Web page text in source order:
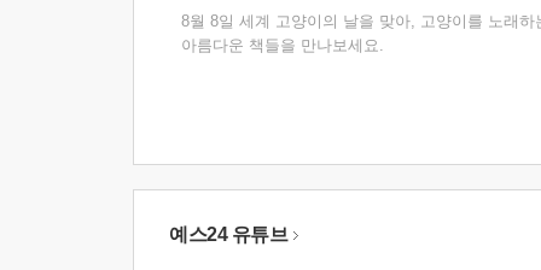
8월 8일 세계 고양이의 날을 맞아, 고양이를 노래하
아름다운 책들을 만나보세요.
예스24 유튜브